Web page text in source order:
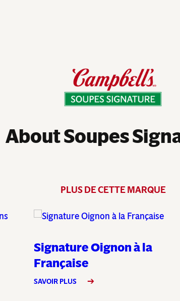
About Soupes
PLUS DE CETTE MARQUE
Signature Oignon à la
Française
SAVOIR PLUS